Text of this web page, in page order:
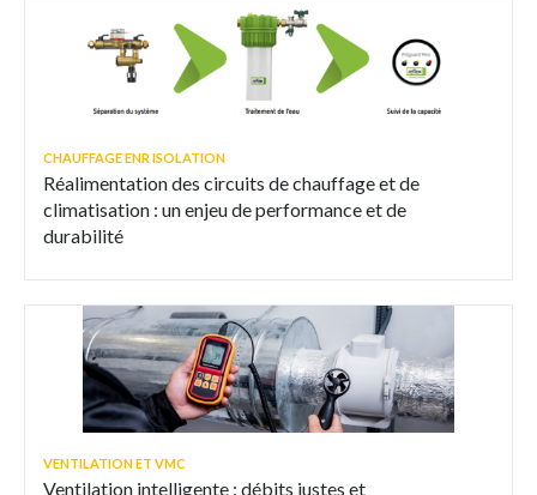
CHAUFFAGE ENR ISOLATION
Réalimentation des circuits de chauffage et de
climatisation : un enjeu de performance et de
durabilité
VENTILATION ET VMC
Ventilation intelligente : débits justes et